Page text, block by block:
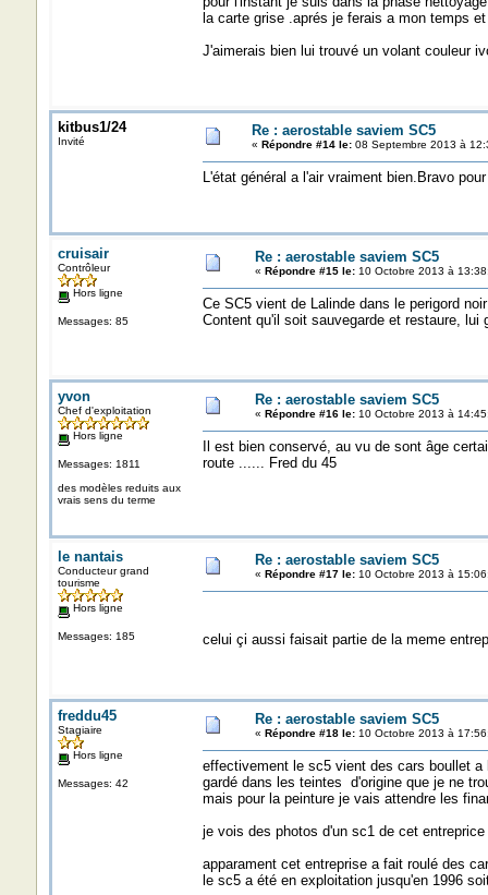
la carte grise .aprés je ferais a mon temps
J'aimerais bien lui trouvé un volant couleur
kitbus1/24
Invité
Re : aerostable saviem SC5
« Répondre #14 le:08 Septembre 2013 à
L'état général a l'air vraiment bien.Bravo
cruisair
Contrôleur
Hors ligne
Messages: 85
Re : aerostable saviem SC5
« Répondre #15 le:10 Octobre 2013 à
Ce SC5 vient de Lalinde dans le perigord
Content qu'il soit sauvegarde et restaure, lui
yvon
Chef d'exploitation
Hors ligne
Messages: 1811
des modèles reduits aux
vrais sens du terme
Re : aerostable saviem SC5
« Répondre #16 le:10 Octobre 2013 à
Il est bien conservé, au vu de sont âge
route ...... Fred du 45
le nantais
Conducteur grand
tourisme
Hors ligne
Messages: 185
Re : aerostable saviem SC5
« Répondre #17 le:10 Octobre 2013 à
celui çi aussi faisait partie de la meme
freddu45
Stagiaire
Hors ligne
Messages: 42
Re : aerostable saviem SC5
« Répondre #18 le:10 Octobre 2013 à
effectivement le sc5 vient des cars boullet
gardé dans les teintes d'origine que je ne
mais pour la peinture je vais attendre les
je vois des photos d'un sc1 de cet
apparament cet entreprise a fait roulé des
le sc5 a été en exploitation jusqu'en 1996